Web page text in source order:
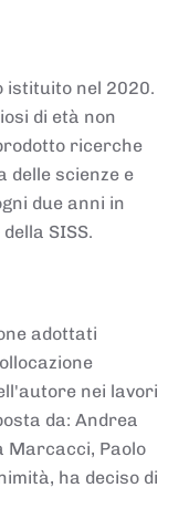
istituito nel 2020.
di età non
ricerche
delle scienze e
due anni in
SISS.
adottati
nei lavori
da: Andrea
Marcacci, Paolo
ha deciso di